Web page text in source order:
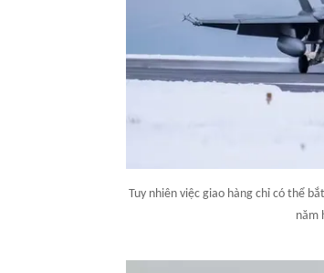
Tuy nhiên việc giao hàng chỉ có thể
năm